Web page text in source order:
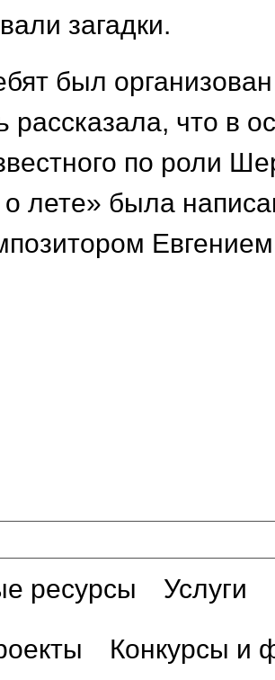
загадки.
был
что в
по роли
лете» была
ресурсы Услуги
Конкурсы и